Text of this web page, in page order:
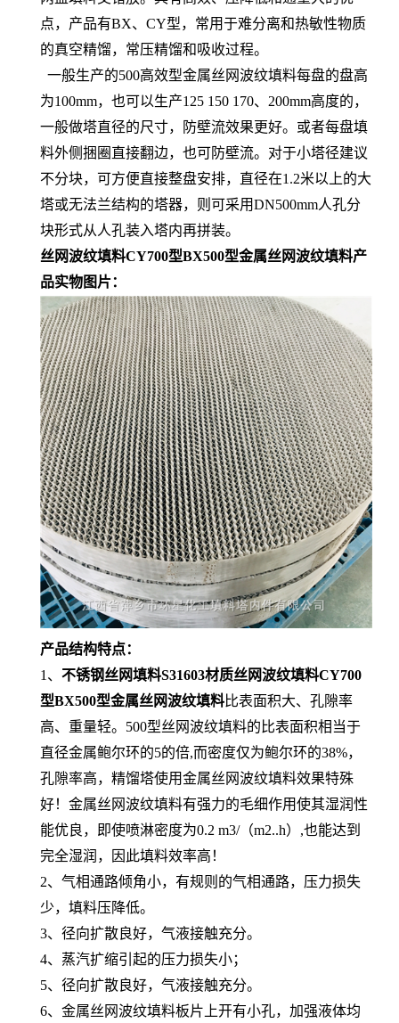
点，产品有BX、CY型，常用于难分离和热敏性物质
的真空精馏，常压精馏和吸收过程。
一般生产的500高效型金属丝网波纹填料每盘的盘高
为100mm，也可以生产125 150 170、200mm高度的，
一般做塔直径的尺寸，防壁流效果更好。或者每盘填
料外侧捆圈直接翻边，也可防壁流。对于小塔径建议
不分块，可方便直接整盘安排，直径在1.2米以上的大
塔或无法兰结构的塔器，则可采用DN500mm人孔分
块形式从人孔装入塔内再拼装。
丝网波纹填料CY700型BX500型金属丝网波纹填料产
品实物图片：
产品结构特点：
1、 不锈钢丝网填料S31603材质丝网波纹填料CY700
型BX500型金属丝网波纹填料比表面积大、孔隙率
高、重量轻。500型丝网波纹填料的比表面积相当于
直径金属鲍尔环的5的倍,而密度仅为鲍尔环的38%，
孔隙率高，精馏塔使用金属丝网波纹填料效果特殊
好！金属丝网波纹填料有强力的毛细作用使其湿润性
能优良，即使喷淋密度为0.2 m3/（m2..h）,也能达到
完全湿润，因此填料效率高！
2、气相通路倾角小，有规则的气相通路，压力损失
少，填料压降低。
3、径向扩散良好，气液接触充分。
4、蒸汽扩缩引起的压力损失小；
5、径向扩散良好，气液接触充分。
6、金属丝网波纹填料板片上开有小孔，加强液体均